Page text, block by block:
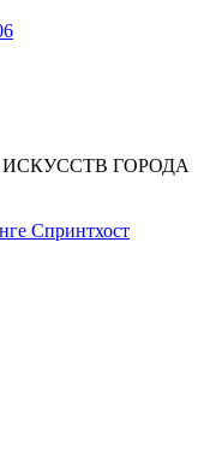
ИСКУССТВ ГОРОДА
Спринтхост